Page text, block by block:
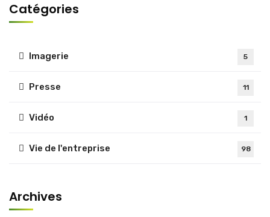
Catégories
Imagerie 5
Presse 11
Vidéo 1
Vie de l'entreprise 98
Archives